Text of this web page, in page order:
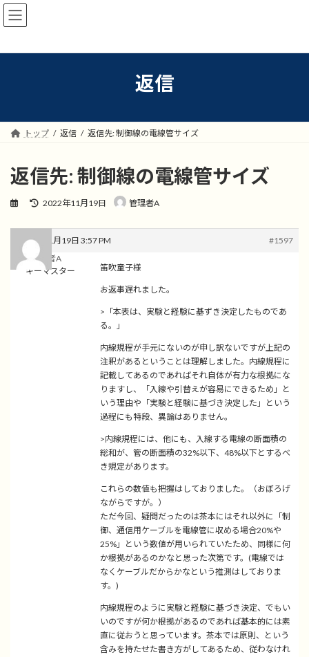
コ
ン
ナ
ビ
返信
トップ 返信 返信先: 制御線の電線管サイズ
返信先: 制御線の電線管サイズ
最
時
2022年11月19日 管理者A
2022年11月19日 3:57 PM
#1597
管理者A
キーマスター
笛吹童子様
お返事遅れました。
>「本表は、実験と経験に基ずき決定したものであ
る。」
内線規程が手元にないのが申し訳ないですが上記の
注釈があるということは理解しました。内線規程に
記載してあるのであればそれ自体が有力な根拠にな
りますし、「入線や引替えが容易にできるため」と
いう理由や「実験と経験に基づき決定した」という
過程にも特段、異論はありません。
>内線規程には、他にも、入線する電線の断面積の
総和が、管の断面積の32%以下、48%以下とするべ
き規定があります。
これらの数値も把握はしておりました。（おぼろげ
ながらですが。）
ただ今回、疑問だったのは茶本にはそれ以外に「制
御、通信用ケーブルを電線管に収める場合20%や
25%」という数値が用いられていたため、同様に何
か根拠があるのかなと思った次第です。(電線では
なくケーブルだからかなという推測はしておりま
す。)
内線規程のように実験と経験に基づき決定、でもい
いのですが何か根拠があるのであれば基本的には素
直に従おうと思っています。茶本では原則、という
含みを持たせた書き方がしてあるため、従わなけれ